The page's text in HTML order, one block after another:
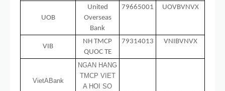
UOB
United
Overseas
Bank
79665001 UOVBVNVX
VIB
NH TMCP
QUOC TE
79314013 VNIBVNVX
VietABank
NGAN HANG
TMCP VIET
A HOI SO